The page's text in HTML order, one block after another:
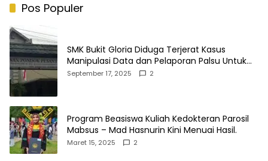
Pos Populer
SMK Bukit Gloria Diduga Terjerat Kasus
Manipulasi Data dan Pelaporan Palsu Untuk
Mendapatkan Dana Bos
September 17, 2025 2
Program Beasiswa Kuliah Kedokteran Parosil
Mabsus – Mad Hasnurin Kini Menuai Hasil.
Maret 15, 2025 2